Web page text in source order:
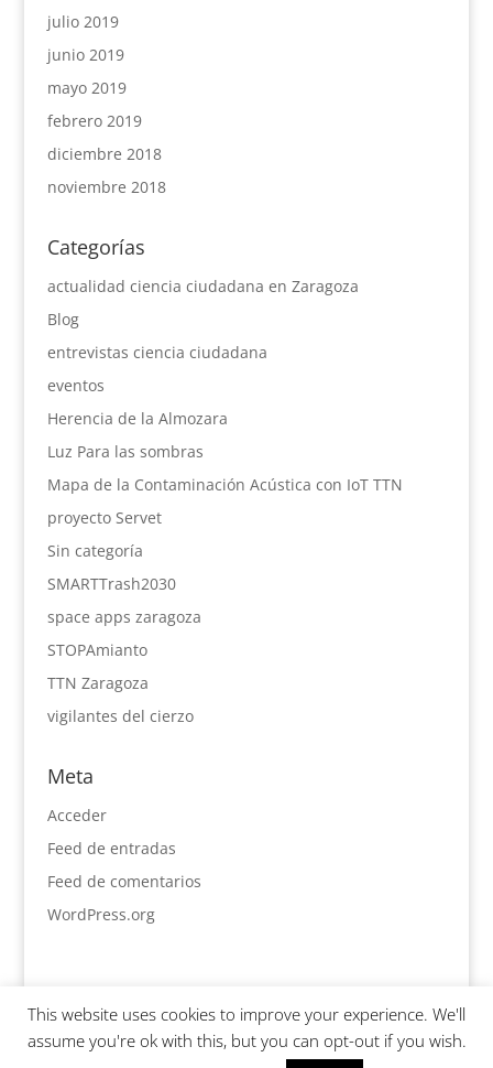
julio 2019
junio 2019
mayo 2019
febrero 2019
diciembre 2018
noviembre 2018
Categorías
actualidad ciencia ciudadana en Zaragoza
Blog
entrevistas ciencia ciudadana
eventos
Herencia de la Almozara
Luz Para las sombras
Mapa de la Contaminación Acústica con IoT TTN
proyecto Servet
Sin categoría
SMARTTrash2030
space apps zaragoza
STOPAmianto
TTN Zaragoza
vigilantes del cierzo
Meta
Acceder
Feed de entradas
Feed de comentarios
WordPress.org
Diseñado por Elegant Themes| Desarrollado por
This website uses cookies to improve your experience. We'll
assume you're ok with this, but you can opt-out if you wish.